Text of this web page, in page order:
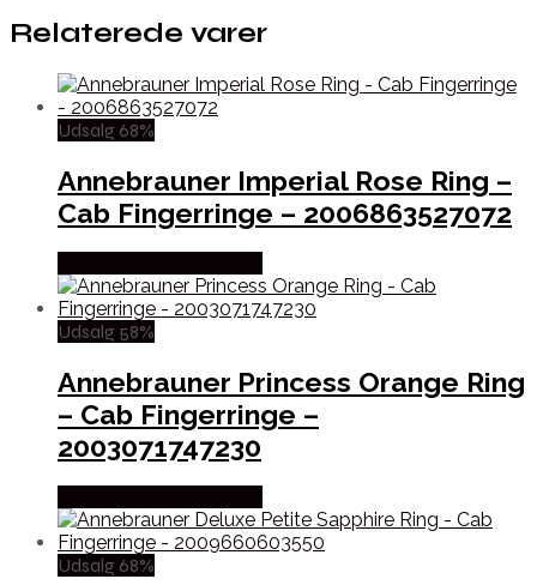
Relaterede varer
Udsalg 68%
Annebrauner Imperial Rose Ring –
Cab Fingerringe – 2006863527072
Udsalg 58%
Annebrauner Princess Orange Ring
– Cab Fingerringe –
2003071747230
Udsalg 68%